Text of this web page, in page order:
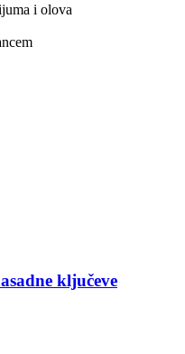
i olova
ključeve